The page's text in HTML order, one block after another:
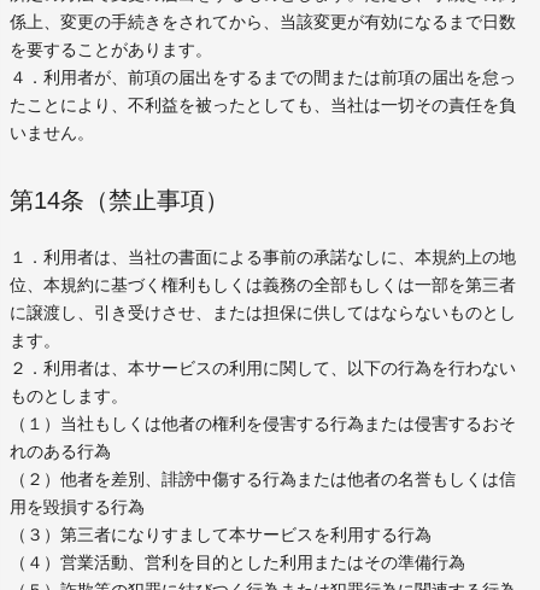
係上、変更の手続きをされてから、当該変更が有効になるまで日数
を要することがあります。
４．利用者が、前項の届出をするまでの間または前項の届出を怠っ
たことにより、不利益を被ったとしても、当社は一切その責任を負
いません。
第14条（禁止事項）
１．利用者は、当社の書面による事前の承諾なしに、本規約上の地
位、本規約に基づく権利もしくは義務の全部もしくは一部を第三者
に譲渡し、引き受けさせ、または担保に供してはならないものとし
ます。
２．利用者は、本サービスの利用に関して、以下の行為を行わない
ものとします。
（１）当社もしくは他者の権利を侵害する行為または侵害するおそ
れのある行為
（２）他者を差別、誹謗中傷する行為または他者の名誉もしくは信
用を毀損する行為
（３）第三者になりすまして本サービスを利用する行為
（４）営業活動、営利を目的とした利用またはその準備行為